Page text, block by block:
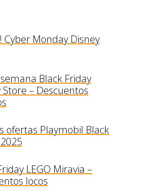
Cyber Monday Disney
Black Friday
Store – Descuentos
ofertas Playmobil Black
LEGO Miravia –
locos